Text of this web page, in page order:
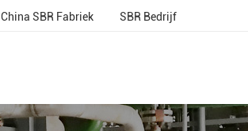
China SBR Fabriek SBR Bedrijf